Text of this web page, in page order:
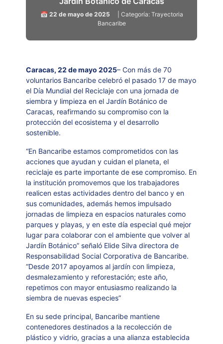
📅 22 de mayo de 2025
| Categoría: Trayectoria
Bancaribe
Caracas, 22 de mayo 2025– Con más de 70
voluntarios Bancaribe celebró el pasado 17 de mayo
el Día Mundial del Reciclaje con una jornada de
siembra y limpieza en el Jardín Botánico de
Caracas, reafirmando su compromiso con la
protección del ecosistema y el desarrollo
sostenible.
“En Bancaribe estamos comprometidos con las
acciones que ayudan y cuidan el planeta, el
reciclaje es parte importante de ese compromiso. En
la institución promovemos que los trabajadores
realicen estas actividades dentro del banco y en
sus comunidades, además hemos impulsado
jornadas de limpieza en espacios naturales como
parques y playas, y en este día especial qué mejor
lugar para colaborar con el ambiente que volver al
Jardín Botánico” señaló Elide Silva directora de
Responsabilidad Social Corporativa de Bancaribe.
“Desde 2017 apoyamos al jardín con limpieza,
desmalezamiento y reforestación; este año,
repetimos con mayor entusiasmo realizando la
siembra de nuevas especies”
En su sede principal, Bancaribe mantiene
contenedores destinados a la recolección de
plástico y vidrio, gracias a una alianza establecida